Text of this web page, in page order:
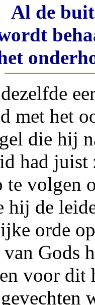
Al de
met het
die hij
had juist
te volgen
hij de
orde
Gods
voor dit